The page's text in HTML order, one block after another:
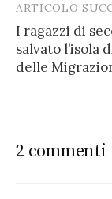
ARTICOLO
I ragazzi di
salvato l’isola
delle
2 commenti